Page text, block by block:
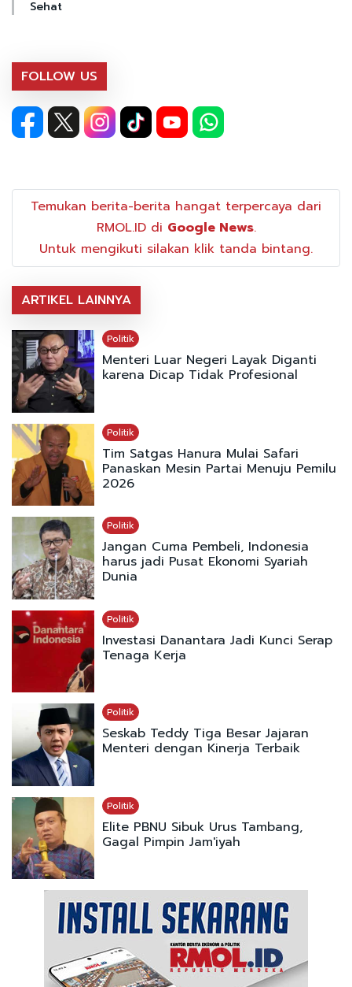
Sehat
FOLLOW US
Temukan berita-berita hangat terpercaya dari
RMOL.ID di Google News.
Untuk mengikuti silakan klik tanda bintang.
ARTIKEL LAINNYA
Politik
Menteri Luar Negeri Layak Diganti
karena Dicap Tidak Profesional
Politik
Tim Satgas Hanura Mulai Safari
Panaskan Mesin Partai Menuju Pemilu
2026
Politik
Jangan Cuma Pembeli, Indonesia
harus jadi Pusat Ekonomi Syariah
Dunia
Politik
Investasi Danantara Jadi Kunci Serap
Tenaga Kerja
Politik
Seskab Teddy Tiga Besar Jajaran
Menteri dengan Kinerja Terbaik
Politik
Elite PBNU Sibuk Urus Tambang,
Gagal Pimpin Jam'iyah